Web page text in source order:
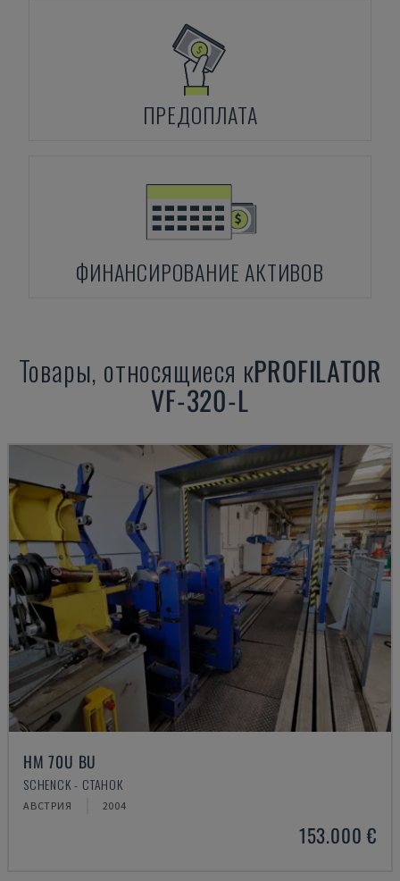
ПРЕДОПЛАТА
ФИНАНСИРОВАНИЕ АКТИВОВ
Товары, относящиеся кPROFILATOR
VF-320-L
HM 70U BU
SCHENCK - СТАНОК
АВСТРИЯ 2004
153.000 €